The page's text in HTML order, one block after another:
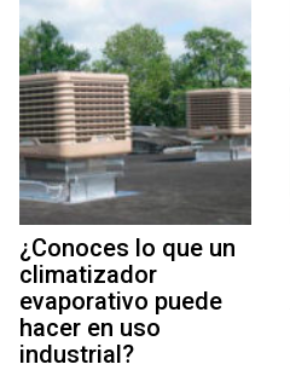
¿Conoces lo que un
climatizador
evaporativo puede
hacer en uso
industrial?